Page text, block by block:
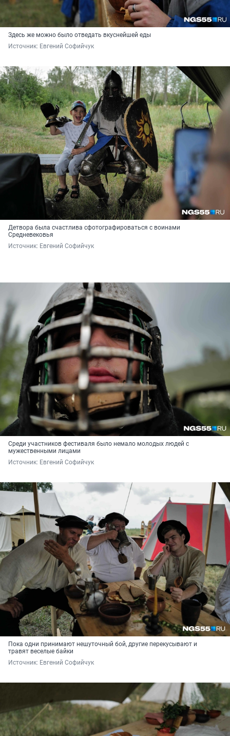
Здесь же можно было отведать вкуснейшей еды
Источник: Евгений Софийчук
Детвора была счастлива сфотографироваться с воинами
Средневековья
Источник: Евгений Софийчук
Среди участников фестиваля было немало молодых людей с
мужественными лицами
Источник: Евгений Софийчук
Пока одни принимают нешуточный бой, другие перекусывают и
травят веселые байки
Источник: Евгений Софийчук